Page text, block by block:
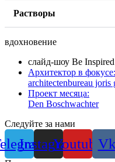
Растворы
вдохновение
слайд-шоу Be Inspired
Архитектор в фокусе:
architectenbureau joris
Проект месяца:
Den Boschwachter
Следуйте за нами
InstagramYoutubeVk